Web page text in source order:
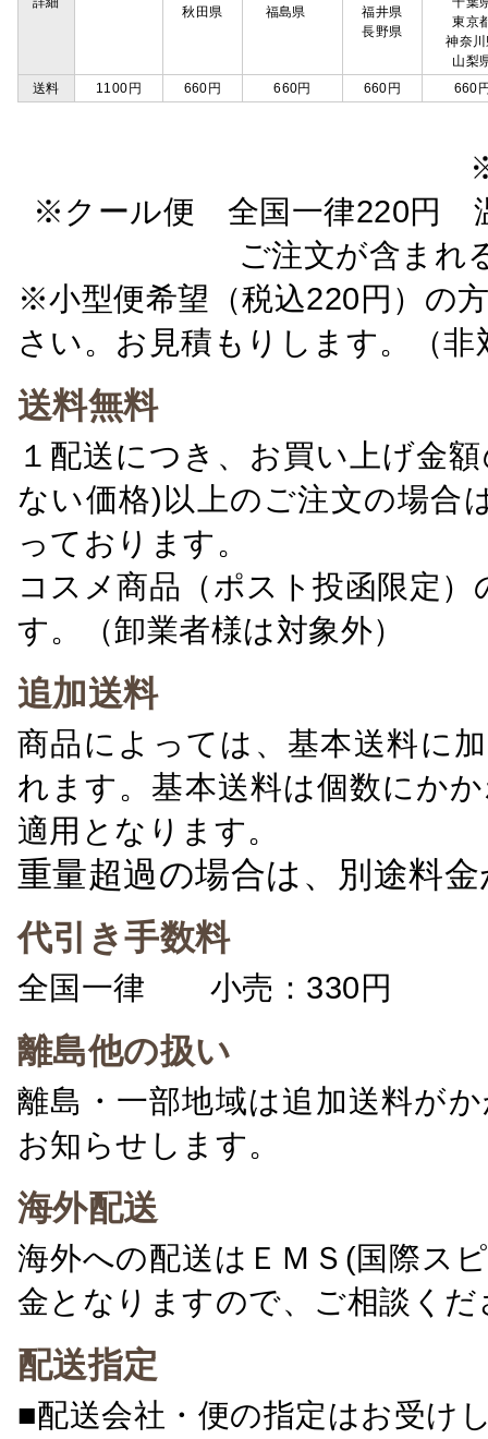
秋田県 福島県
福井県
長野県
東京
神奈
山梨
送料
1100円 660円 660円 660円 660
※クール便 全国一律220円
ご注文が含ま
※小型便希望（税込220円）の
さい。お見積もりします。（非
送料無料
１配送につき、お買い上げ金
ない価格)以上のご注文の場合
っております。
コスメ商品（ポスト投函限定
す。（卸業者様は対象外）
追加送料
商品によっては、基本送料に
れます。基本送料は個数にか
適用となります。
重量超過の場合は、別途料
代引き手数料
全国一律 小売：330円 卸
離島他の扱い
離島・一部地域は追加送料が
お知らせします。
海外配送
海外への配送はＥＭＳ(国際ス
金となりますので、ご相談くだ
配送指定
■配送会社・便の指定はお受け